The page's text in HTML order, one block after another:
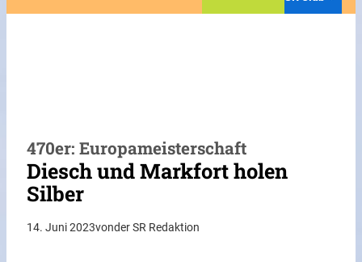
470er: Europameisterschaft
Diesch und Markfort holen
Silber
14. Juni 2023vonder SR Redaktion